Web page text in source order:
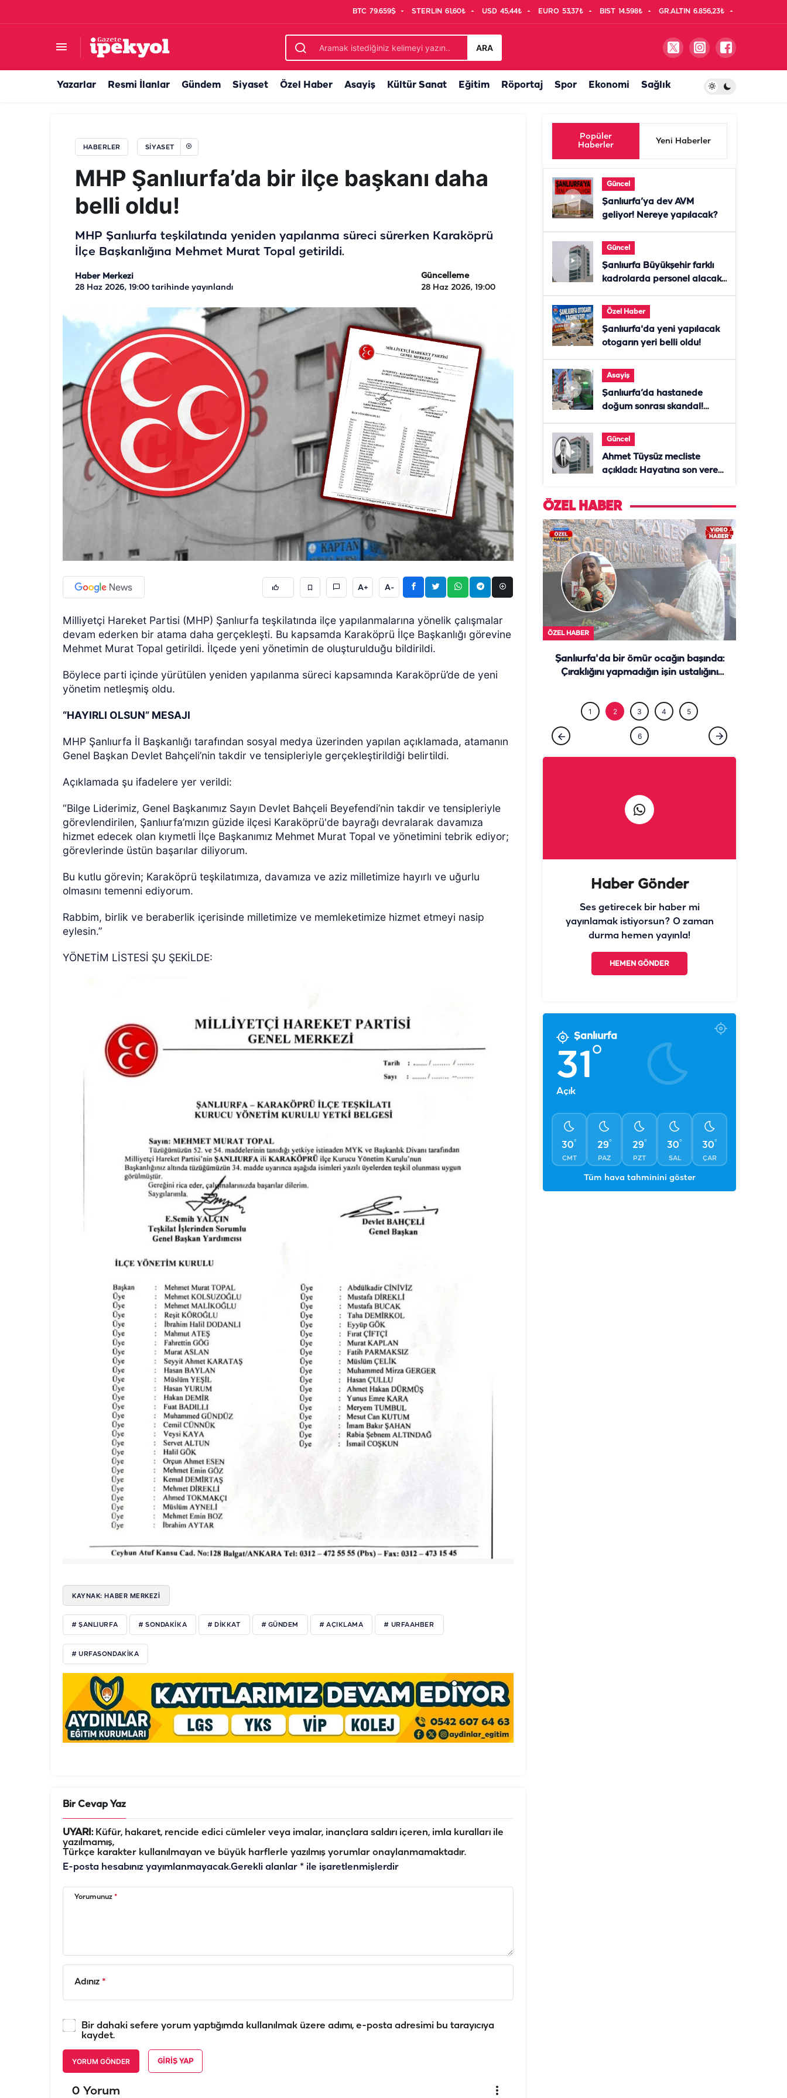
BTC 79.659$ STERLIN 61,60₺ USD 45,44₺ EURO 53,37₺ BIST 14.598₺ GR.ALTIN 6.856,23₺
ARA
Yazarlar Resmi İlanlar Gündem Siyaset Özel Haber Asayiş Kültür Sanat Eğitim Röportaj Spor Ekonomi Sağlık
HABERLER SIYASET
MHP Şanlıurfa’da bir ilçe başkanı daha
belli oldu!
MHP Şanlıurfa teşkilatında yeniden yapılanma süreci sürerken Karaköprü
İlçe Başkanlığına Mehmet Murat Topal getirildi.
Haber Merkezi
28 Haz 2026, 19:00 tarihinde yayınlandı
Güncelleme
28 Haz 2026, 19:00
A+ A-
Milliyetçi Hareket Partisi (MHP) Şanlıurfa teşkilatında ilçe yapılanmalarına yönelik çalışmalar
devam ederken bir atama daha gerçekleşti. Bu kapsamda Karaköprü İlçe Başkanlığı görevine
Mehmet Murat Topal getirildi. İlçede yeni yönetimin de oluşturulduğu bildirildi.
Böylece parti içinde yürütülen yeniden yapılanma süreci kapsamında Karaköprü’de de yeni
yönetim netleşmiş oldu.
“HAYIRLI OLSUN” MESAJI
MHP Şanlıurfa İl Başkanlığı tarafından sosyal medya üzerinden yapılan açıklamada, atamanın
Genel Başkan Devlet Bahçeli’nin takdir ve tensipleriyle gerçekleştirildiği belirtildi.
Açıklamada şu ifadelere yer verildi:
“Bilge Liderimiz, Genel Başkanımız Sayın Devlet Bahçeli Beyefendi’nin takdir ve tensipleriyle
görevlendirilen, Şanlıurfa’mızın güzide ilçesi Karaköprü'de bayrağı devralarak davamıza
hizmet edecek olan kıymetli İlçe Başkanımız Mehmet Murat Topal ve yönetimini tebrik ediyor;
görevlerinde üstün başarılar diliyorum.
Bu kutlu görevin; Karaköprü teşkilatımıza, davamıza ve aziz milletimize hayırlı ve uğurlu
olmasını temenni ediyorum.
Rabbim, birlik ve beraberlik içerisinde milletimize ve memleketimize hizmet etmeyi nasip
eylesin.”
YÖNETİM LİSTESİ ŞU ŞEKİLDE:
KAYNAK: HABER MERKEZİ
# ŞANLIURFA # SONDAKIKA # DIKKAT # GÜNDEM # AÇIKLAMA # URFAAHBER
# URFASONDAKIKA
Bir Cevap Yaz
UYARI:Küfür, hakaret, rencide edici cümleler veya imalar, inançlara saldırı içeren, imla kuralları ile
yazılmamış,
Türkçe karakter kullanılmayan ve büyük harflerle yazılmış yorumlar onaylanmamaktadır.
E-posta hesabınız yayımlanmayacak.Gerekli alanlar * ile işaretlenmişlerdir
Yorumunuz *
Adınız *
Bir dahaki sefere yorum yaptığımda kullanılmak üzere adımı, e-posta adresimi bu tarayıcıya
kaydet.
YORUM GÖNDER GIRIŞ YAP
0 Yorum
Popüler
Haberler
Yeni Haberler
Güncel
Şanlıurfa’ya dev AVM
geliyor! Nereye yapılacak?
Güncel
Şanlıurfa Büyükşehir farklı
kadrolarda personel alacak!
Özel Haber
Şanlıurfa'da yeni yapılacak
otogarın yeri belli oldu!
Asayiş
Şanlıurfa’da hastanede
doğum sonrası skandal!
Güncel
Ahmet Tüysüz mecliste
açıkladı: Hayatına son veren
ÖZEL HABER
GÜNCEL ÖZEL HABER
Şanlıurfa'da bir ömür ocağın başında:
Çıraklığını yapmadığın işin ustalığını
1 2 3 4 5
6
Haber Gönder
Ses getirecek bir haber mi
yayınlamak istiyorsun? O zaman
durma hemen yayınla!
HEMEN GÖNDER
Şanlıurfa
31°
Açık
30°
CMT
29°
PAZ
29°
PZT
30°
SAL
30°
ÇAR
Tüm hava tahminini göster
Yalanlanan iddia yeniden gündem oldu: Başkan Gülpınar AK Parti'ye geçecek mi?